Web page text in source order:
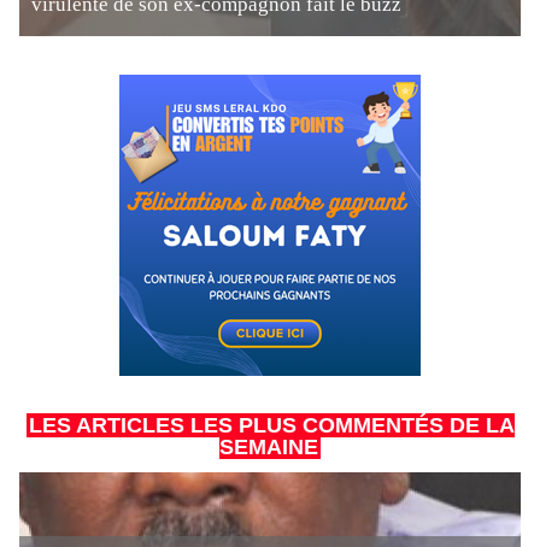
LES ARTICLES LES PLUS COMMENTÉS DE LA
SEMAINE